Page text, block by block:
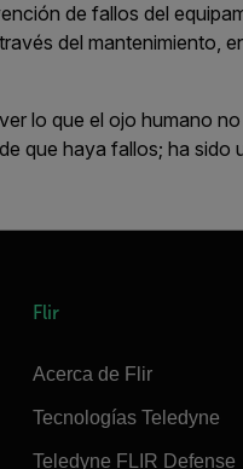
de fallos del
del mantenimiento,
lo que el ojo humano
que haya fallos; ha
Flir
Acerca de Flir
Tecnologías Teledyne
Teledyne FLIR Defense